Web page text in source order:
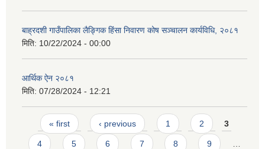
बाह्रदशी गाउँपालिका लैङ्गिक हिंसा निवारण कोष सञ्चालन कार्यविधि, २०८१
मिति: 10/22/2024 - 00:00
आर्थिक ऐन २०८१
मिति: 07/28/2024 - 12:21
Pages
« first ‹ previous 1 2 3
4 5 6 7 8 9